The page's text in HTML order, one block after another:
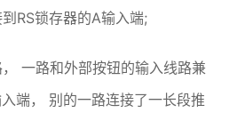
RS锁存器的A输入端;
一路和外部按钮的输入线路兼
端， 别的一路连接了一长段推